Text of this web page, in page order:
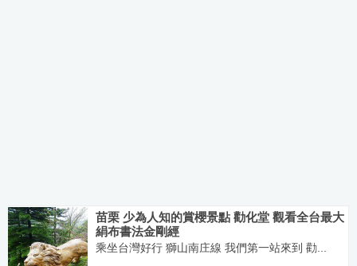
苗栗 少為人知的賞櫻景點 勸化堂 觀看全台最大
絹布書法金剛經
乘坐台灣好行 獅山南庄線 我們第一站來到 勸...